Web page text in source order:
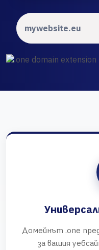
Домейнът .one
за вашия